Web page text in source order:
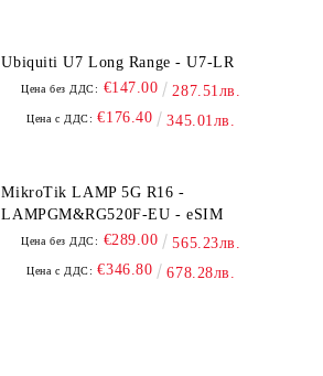
Ubiquiti U7 Long Range - U7-LR
Цена без ДДС: €147.00 287.51лв.
Цена с ДДС: €176.40 345.01лв.
MikroTik LAMP 5G R16 -
LAMPGM&RG520F-EU - eSIM
Цена без ДДС: €289.00 565.23лв.
Цена с ДДС: €346.80 678.28лв.